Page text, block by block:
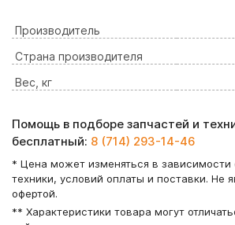
Производитель
Страна производителя
Вес, кг
Помощь в подборе запчастей и
бесплатный: 8 (714) 293-14-46
* Цена может изменяться в зависимости
техники, условий оплаты и поставки. Не
офертой.
** Характеристики товара могут